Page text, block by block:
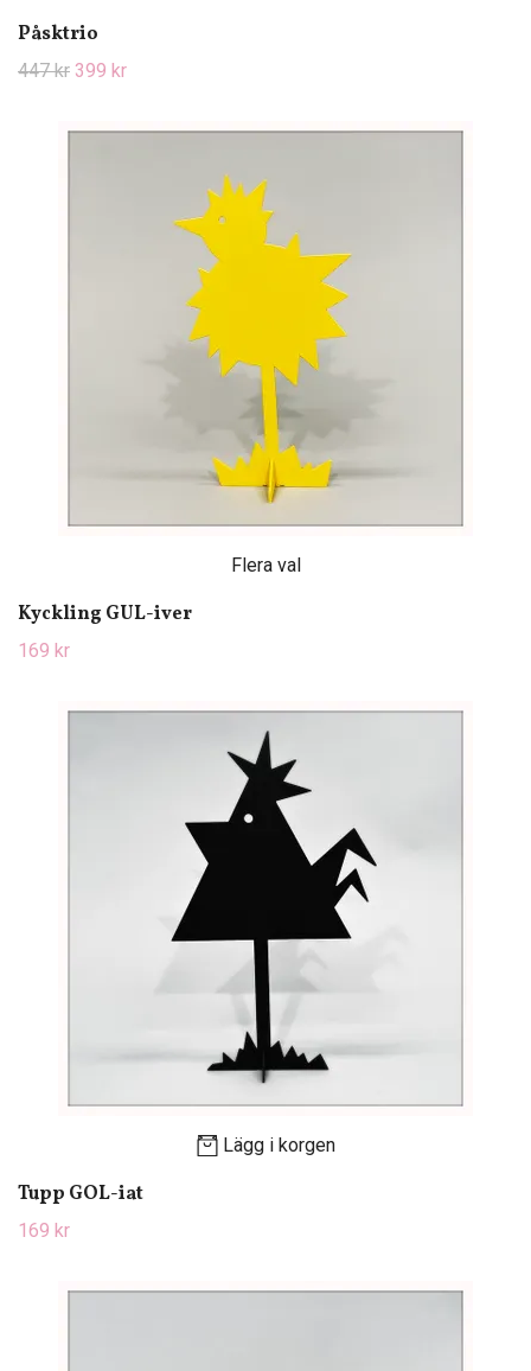
Påsktrio
447 kr 399 kr
Flera val
Kyckling GUL-iver
169 kr
Lägg i korgen
Tupp GOL-iat
169 kr